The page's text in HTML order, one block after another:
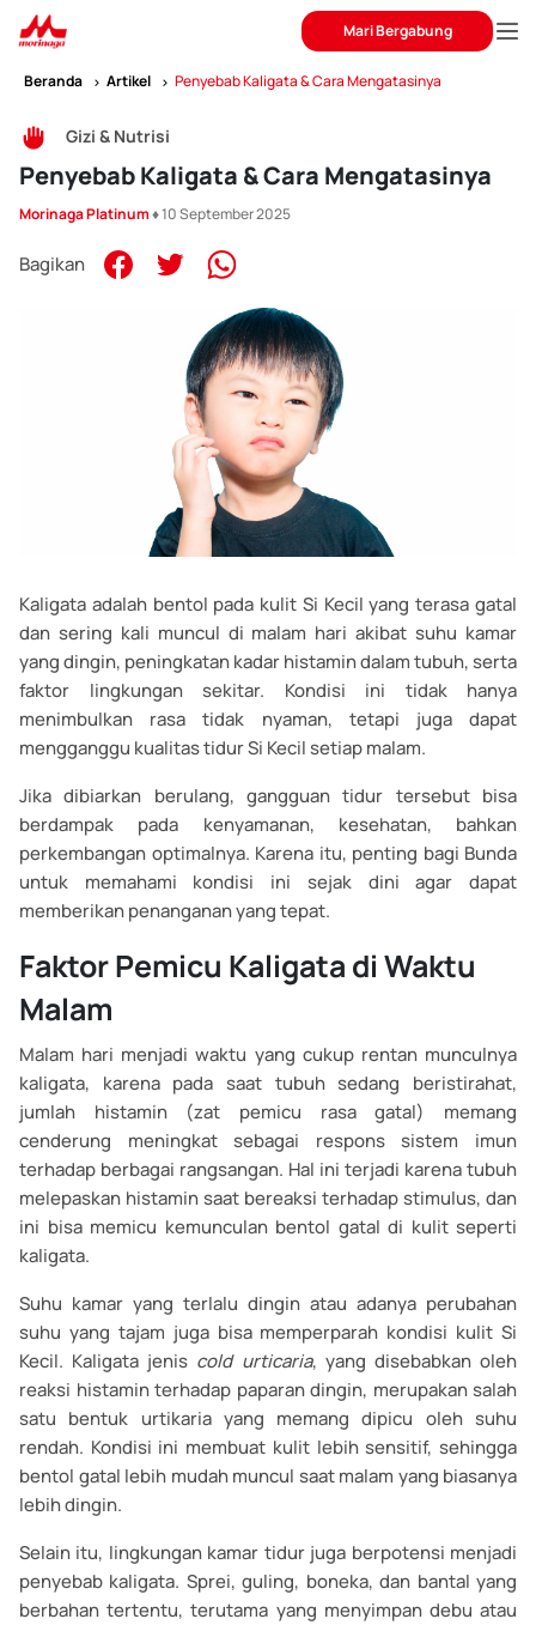
Mari Bergabung
Beranda Artikel Penyebab Kaligata & Cara Mengatasinya
Gizi & Nutrisi
Penyebab Kaligata & Cara Mengatasinya
Morinaga Platinum♦ 10 September 2025
Bagikan
Kaligata adalah bentol pada kulit Si Kecil yang terasa gatal
dan sering kali muncul di malam hari akibat suhu kamar
yang dingin, peningkatan kadar histamin dalam tubuh, serta
faktor lingkungan sekitar. Kondisi ini tidak hanya
menimbulkan rasa tidak nyaman, tetapi juga dapat
mengganggu kualitas tidur Si Kecil setiap malam.
Jika dibiarkan berulang, gangguan tidur tersebut bisa
berdampak pada kenyamanan, kesehatan, bahkan
perkembangan optimalnya. Karena itu, penting bagi Bunda
untuk memahami kondisi ini sejak dini agar dapat
memberikan penanganan yang tepat.
Faktor Pemicu Kaligata di Waktu
Malam
Malam hari menjadi waktu yang cukup rentan munculnya
kaligata, karena pada saat tubuh sedang beristirahat,
jumlah histamin (zat pemicu rasa gatal) memang
cenderung meningkat sebagai respons sistem imun
terhadap berbagai rangsangan. Hal ini terjadi karena tubuh
melepaskan histamin saat bereaksi terhadap stimulus, dan
ini bisa memicu kemunculan bentol gatal di kulit seperti
kaligata.
Suhu kamar yang terlalu dingin atau adanya perubahan
suhu yang tajam juga bisa memperparah kondisi kulit Si
Kecil. Kaligata jenis cold urticaria, yang disebabkan oleh
reaksi histamin terhadap paparan dingin, merupakan salah
satu bentuk urtikaria yang memang dipicu oleh suhu
rendah. Kondisi ini membuat kulit lebih sensitif, sehingga
bentol gatal lebih mudah muncul saat malam yang biasanya
lebih dingin.
Selain itu, lingkungan kamar tidur juga berpotensi menjadi
penyebab kaligata. Sprei, guling, boneka, dan bantal yang
berbahan tertentu, terutama yang menyimpan debu atau